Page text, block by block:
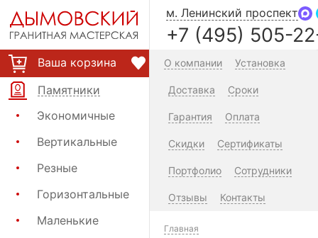
Ваша корзина
Памятники
Экономичные
Вертикальные
Резные
Горизонтальные
Маленькие
м. Ленинский проспект
+7 (495) 505-
О компании Установка
Доставка Сроки
Гарантия Оплата
Скидки Сертификаты
Портфолио Сотрудники
Отзывы Контакты
Главная